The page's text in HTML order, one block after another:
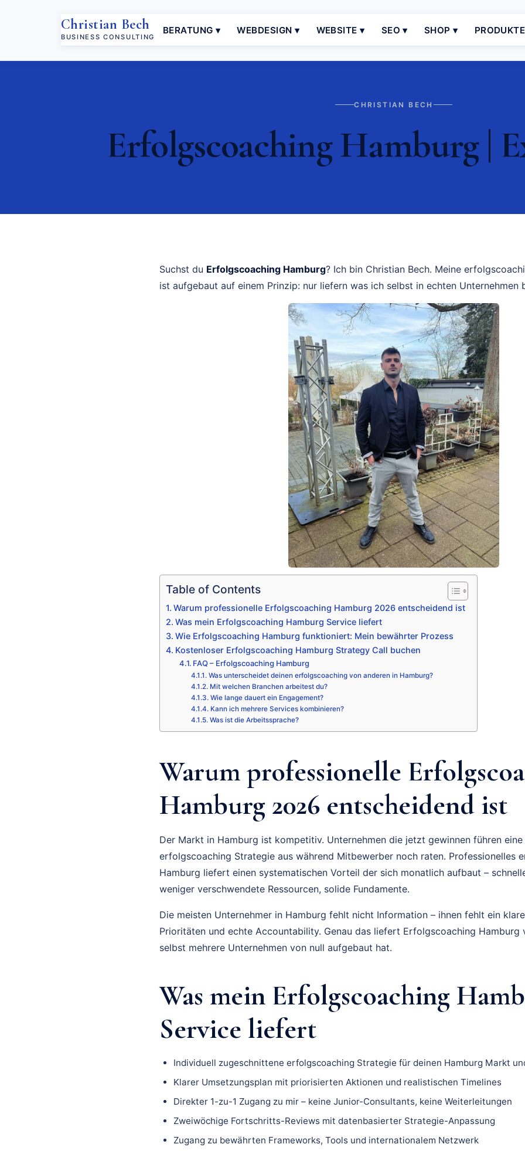
Christian Bech
BUSINESS CONSULTING
BERATUNG ▾ WEBDESIGN ▾ WEBSITE ▾ SEO ▾ SHOP ▾ PRODUKTE
CHRISTIAN BECH
Erfolgscoaching Hamburg |
Suchst du Erfolgscoaching Hamburg? Ich bin Christian Bech. Meine
ist aufgebaut auf einem Prinzip: nur liefern was ich selbst in echten Unternehmen
Table of Contents
Warum professionelle Erfolgscoaching Hamburg 2026 entscheidend ist
Was mein Erfolgscoaching Hamburg Service liefert
Wie Erfolgscoaching Hamburg funktioniert: Mein bewährter Prozess
Kostenloser Erfolgscoaching Hamburg Strategy Call buchen
FAQ – Erfolgscoaching Hamburg
Was unterscheidet deinen erfolgscoaching von anderen in Hamburg?
Mit welchen Branchen arbeitest du?
Wie lange dauert ein Engagement?
Kann ich mehrere Services kombinieren?
Was ist die Arbeitssprache?
Warum professionelle
Hamburg 2026 entscheidend ist
Der Markt in Hamburg ist kompetitiv. Unternehmen die jetzt gewinnen führen
erfolgscoaching Strategie aus während Mitbewerber noch raten. Professionelles
Hamburg liefert einen systematischen Vorteil der sich monatlich aufbaut –
weniger verschwendete Ressourcen, solide Fundamente.
Die meisten Unternehmer in Hamburg fehlt nicht Information – ihnen fehlt ein
Prioritäten und echte Accountability. Genau das liefert Erfolgscoaching Hamburg
selbst mehrere Unternehmen von null aufgebaut hat.
Was mein Erfolgscoaching
Service liefert
Individuell zugeschnittene erfolgscoaching Strategie für deinen Hamburg Markt
Klarer Umsetzungsplan mit priorisierten Aktionen und realistischen Timelines
Direkter 1-zu-1 Zugang zu mir – keine Junior-Consultants, keine Weiterleitungen
Zweiwöchige Fortschritts-Reviews mit datenbasierter Strategie-Anpassung
Zugang zu bewährten Frameworks, Tools und internationalem Netzwerk